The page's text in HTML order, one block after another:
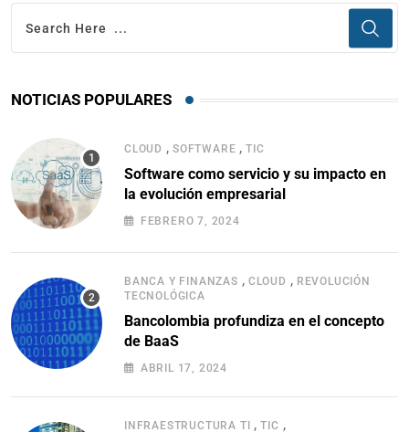
NOTICIAS POPULARES
CLOUD , SOFTWARE ,TIC
Software como servicio y su impacto en
la evolución empresarial
FEBRERO 7, 2024
BANCA Y FINANZAS , CLOUD , REVOLUCIÓN
TECNOLÓGICA
Bancolombia profundiza en el concepto
de BaaS
ABRIL 17, 2024
INFRAESTRUCTURA TI ,TIC ,